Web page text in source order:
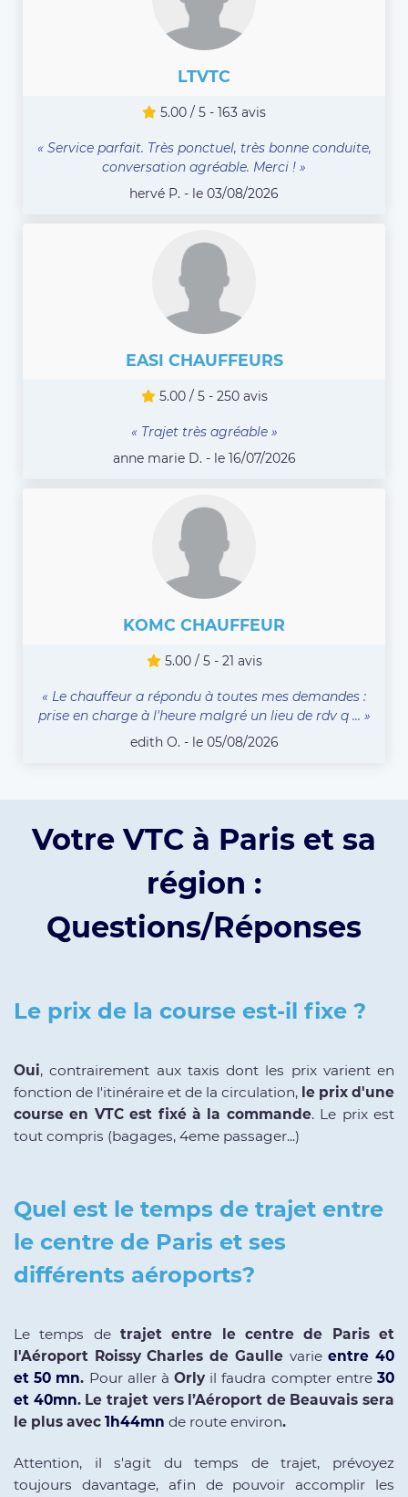
LTVTC
5.00 / 5 - 163 avis
« Service parfait. Très ponctuel, très bonne conduite,
conversation agréable. Merci ! »
hervé P. - le 03/08/2026
EASI CHAUFFEURS
5.00 / 5 - 250 avis
« Trajet très agréable »
anne marie D. - le 16/07/2026
KOMC CHAUFFEUR
5.00 / 5 - 21 avis
« Le chauffeur a répondu à toutes mes demandes :
prise en charge à l'heure malgré un lieu de rdv q ... »
edith O. - le 05/08/2026
Votre VTC à Paris et sa
région :
Questions/Réponses
Le prix de la course est-il fixe ?
Oui, contrairement aux taxis dont les prix varient en
fonction de l'itinéraire et de la circulation, le prix d'une
course en VTC est fixé à la commande. Le prix est
tout compris (bagages, 4eme passager...)
Quel est le temps de trajet entre
le centre de Paris et ses
différents aéroports?
Le temps de trajet entre le centre de Paris et
l'Aéroport Roissy Charles de Gaullevarieentre 40
et 50 mn. Pour aller àOrlyil faudra compter entre 30
et 40mn. Le trajet vers l’Aéroport de Beauvais sera
le plus avec 1h44mn de route environ.
Attention, il s'agit du temps de trajet, prévoyez
toujours davantage, afin de pouvoir accomplir les